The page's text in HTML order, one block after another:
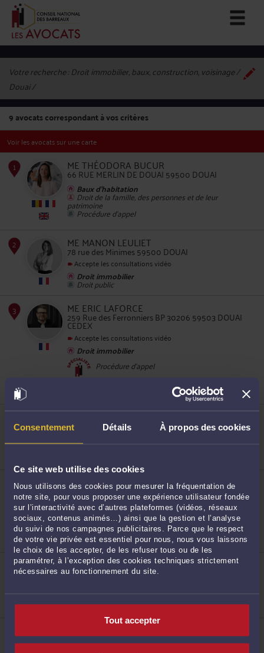
Consentement Détails À propos des cookies
Ce site web utilise des cookies
Nous utilisons des cookies pour mesurer la fréquentation de
notre site, pour vous proposer une expérience utilisateur fondée
sur l’interactivité avec d’autres plateformes (vidéos, réseaux
sociaux, contenus animés…) ainsi que la gestion et l’analyse
du suivi de nos campagnes publicitaires. Parce que le respect
de votre vie privée est essentiel pour nous, nous vous laissons
le choix de les accepter, de les refuser tous ou de les
paramétrer, à l’exception des cookies techniques strictement
nécessaires au fonctionnement du site.
Tout accepter
Votre recherche :Droit immobilier, baux, construction, voisinage /
Douai
9avocats correspondant à vos critères
Voir les avocats sur une carte
ME THÉODORA BUCUR
66 RUE MERLIN DE DOUAI 59500 DOUAI
Baux d'habitation
Droit de la famille, des personnes et de leur
patrimoine
Procédure d'appel
2
ME MANON LEULIET
78 rue des Minimes 59500 DOUAI
Accepte les consultations vidéo
Droit immobilier
Droit public
3
ME ERIC LAFORCE
259 Rue des Ferronniers BP 30206 59503 DOUAI
CEDEX
Accepte les consultations vidéo
Droit immobilier
Procédure d'appel
Droit de la famille, des personnes et de leur
4
ME AMÉLIE BAUDUIN
78 rue des Minimes 59500 DOUAI
5
ME ALAIN COCKENPOT
158 rue des ferronniers 59500 DOUAI
Accepte les consultations vidéo
Droit immobilier
Droit de la famille, des personnes et de leur
patrimoine
Droit du travail
ME MARINE PEDRO
78 rue des minimes 59500 DOUAI
Droit immobilier
Droit public
77 Rue Léon Gambetta 59500 DOUAI